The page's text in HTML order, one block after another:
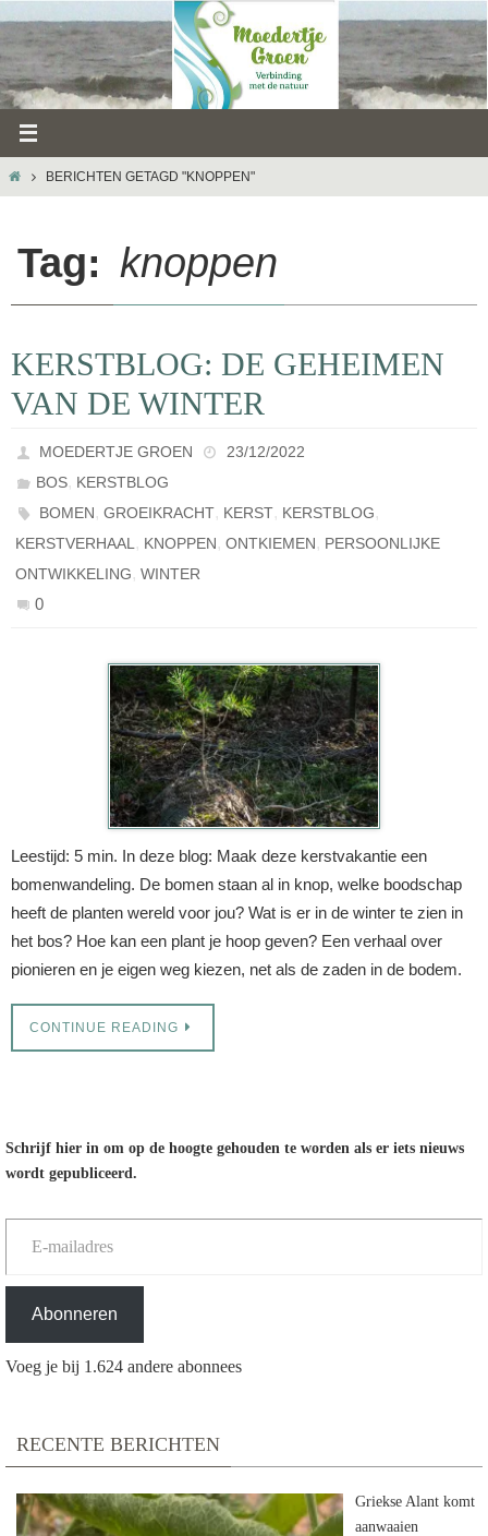
naar
inhoud
HOMEBERICHTEN GETAGD "KNOPPEN"
Tag: knoppen
KERSTBLOG: DE GEHEIMEN
VAN DE WINTER
MOEDERTJE GROEN
23/12/2022
BOS, KERSTBLOG
BOMEN,GROEIKRACHT, KERST, KERSTBLOG,
KERSTVERHAAL , KNOPPEN, ONTKIEMEN, PERSOONLIJKE
ONTWIKKELING, WINTER
0
Leestijd: 5 min. In deze blog: Maak deze kerstvakantie een
bomenwandeling. De bomen staan al in knop, welke boodschap
heeft de planten wereld voor jou? Wat is er in de winter te zien in
het bos? Hoe kan een plant je hoop geven? Een verhaal over
pionieren en je eigen weg kiezen, net als de zaden in de bodem.
CONTINUE READING
Schrijf hier in om op de hoogte gehouden te worden als er iets nieuws
wordt gepubliceerd.
E-mailadres
Abonneren
Voeg je bij 1.624 andere abonnees
RECENTE BERICHTEN
Griekse Alant komt
aanwaaien